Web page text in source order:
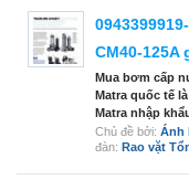
CM40-125A
Mua bơm cấp
Matra quốc tế
Matra nhập
Chủ đề bởi: Ánh
đàn: Rao vặt